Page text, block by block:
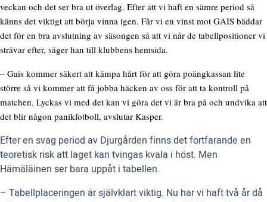
veckan och det ser bra ut överlag. Efter att vi haft en sämre period så
känns det viktigt att börja vinna igen. Får vi en vinst mot GAIS bäddar
det för en bra avslutning av säsongen så att vi når de tabellpositioner vi
strävar efter, säger han till klubbens hemsida.
– Gais kommer säkert att kämpa hårt för att göra poängkassan lite
större så vi kommer att få jobba häcken av oss för att ta kontroll på
matchen. Lyckas vi med det kan vi göra det vi är bra på och undvika att
det blir någon panikfotboll, avslutar Kasper.
Efter en svag period av Djurgården finns det fortfarande en
teoretisk risk att laget kan tvingas kvala i höst. Men
Hämäläinen ser bara uppåt i tabellen.
– Tabellplaceringen är självklart viktig. Nu har vi haft två år då